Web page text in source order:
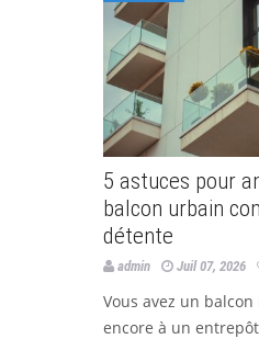
5 astuces pour
balcon urbain
détente
admin Juil 07, 2026
Vous avez un
encore à un